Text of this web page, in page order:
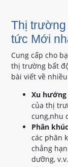
Thị trường
tức Mới
Cung cấp cho
thị trường bất
bài viết về
Xu
của thị
cung,nhu
Phân
các phân
chẳng
dưỡng, v.v.